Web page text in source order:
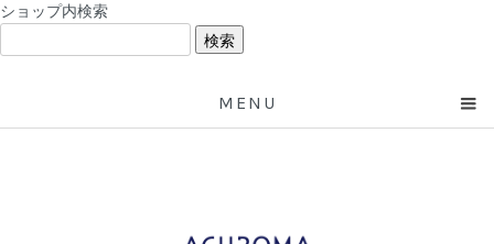
ショップ内検索
MENU